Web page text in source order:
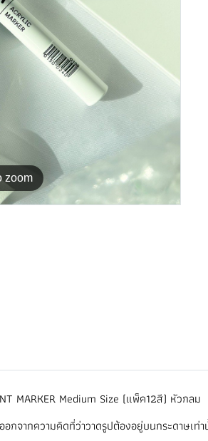
zoom
MARKER Medium Size (แพ็ค12สี) หัวกลม
จากความคิดที่ว่าวาดรูปต้องอยู่บนกระดาษเท่